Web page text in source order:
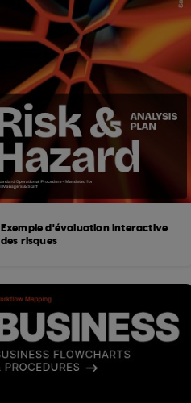
Exemple d'évaluation interactive
des risques